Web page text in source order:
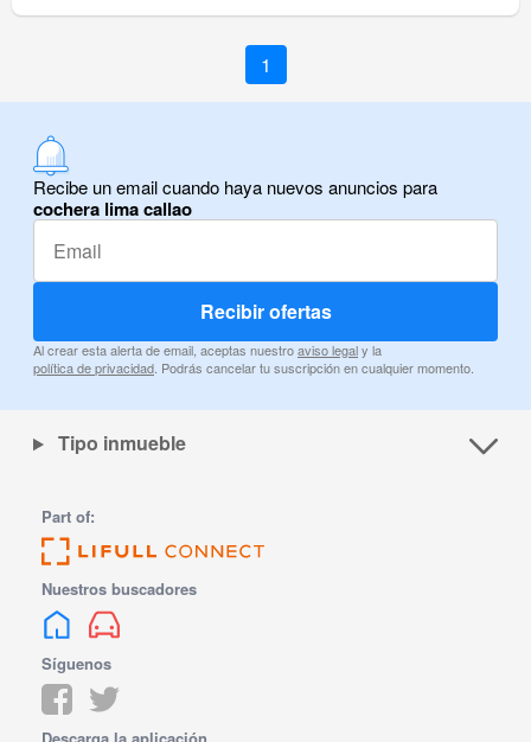
1
Recibe un email cuando haya nuevos anuncios para
cochera lima callao
Recibir ofertas
Al crear esta alerta de email, aceptas nuestroaviso legaly la
política de privacidad. Podrás cancelar tu suscripción en cualquier momento.
Tipo inmueble
Part of:
Nuestros buscadores
Síguenos